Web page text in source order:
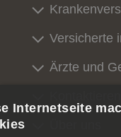
Versicherte
Ärzte und
Internetseite